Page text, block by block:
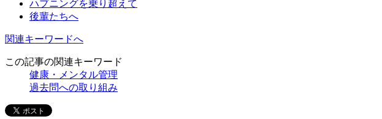
ハプニングを乗り超えて
後輩たちへ
関連キーワードへ
この記事の関連キーワード
健康・メンタル管理
過去問への取り組み